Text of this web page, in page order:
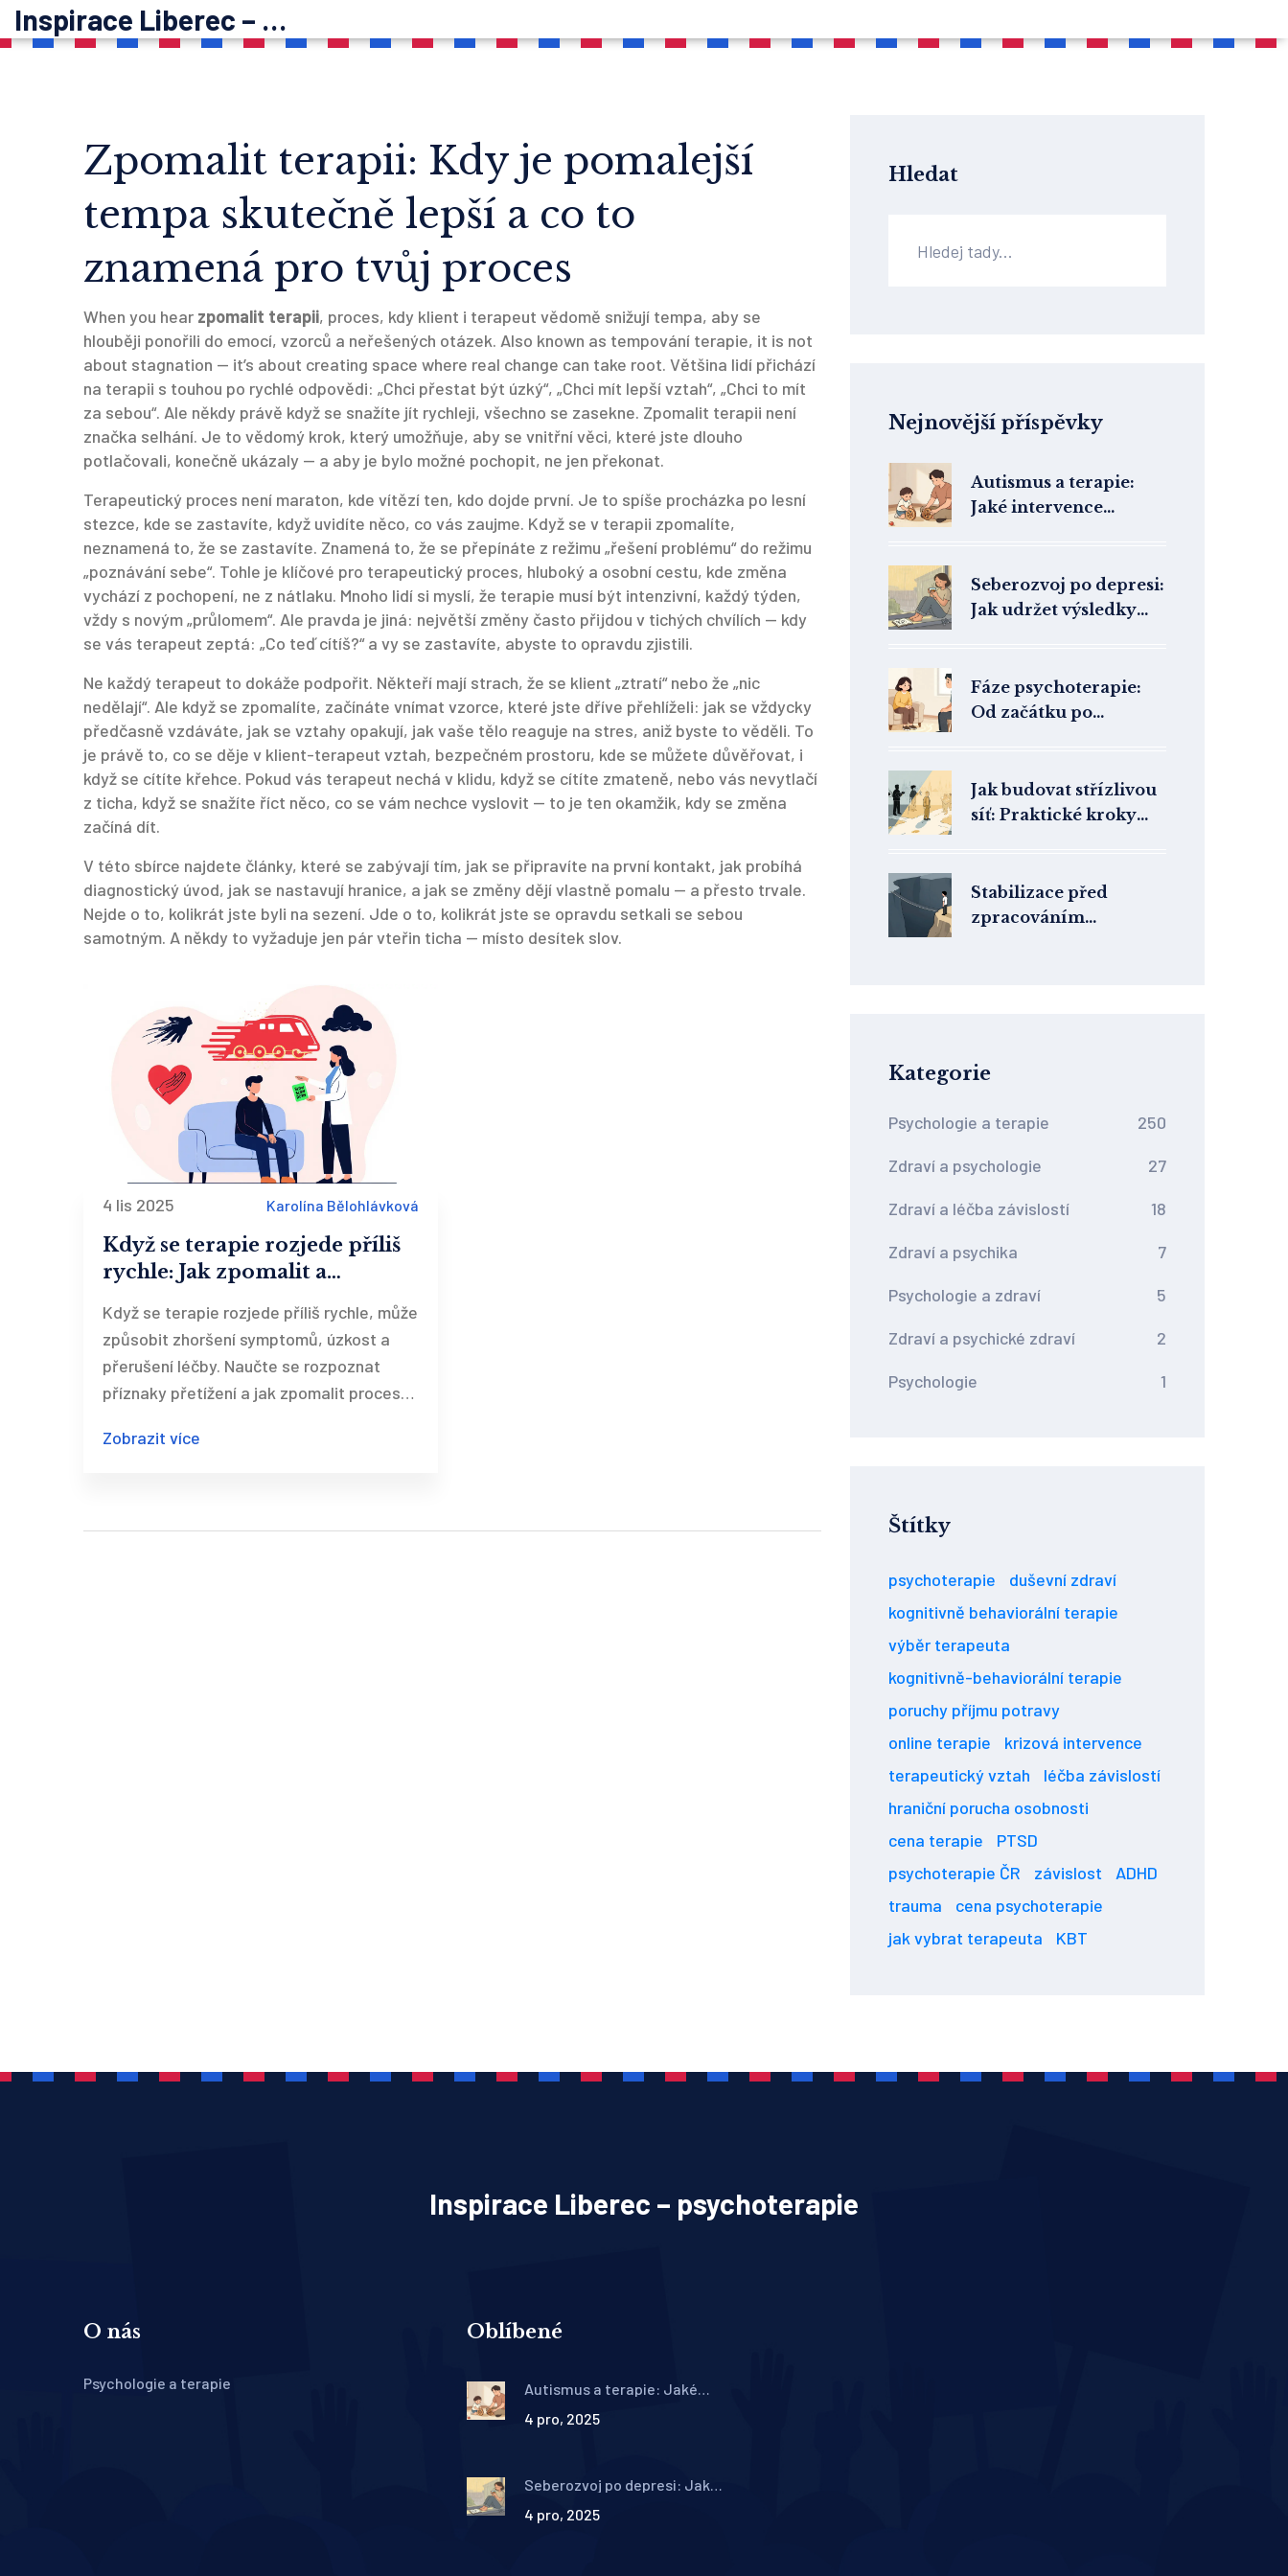
Inspirace Liberec – psychoterapie
Zpomalit terapii: Kdy je pomalejší
tempa skutečně lepší a co to
znamená pro tvůj proces
When you hear zpomalit terapii, proces, kdy klient i terapeut vědomě snižují tempa, aby se
hlouběji ponořili do emocí, vzorců a neřešených otázek. Also known as tempování terapie, it is not
about stagnation — it’s about creating space where real change can take root. Většina lidí přichází
na terapii s touhou po rychlé odpovědi: „Chci přestat být úzký“, „Chci mít lepší vztah“, „Chci to mít
za sebou“. Ale někdy právě když se snažíte jít rychleji, všechno se zasekne. Zpomalit terapii není
značka selhání. Je to vědomý krok, který umožňuje, aby se vnitřní věci, které jste dlouho
potlačovali, konečně ukázaly — a aby je bylo možné pochopit, ne jen překonat.
Terapeutický proces není maraton, kde vítězí ten, kdo dojde první. Je to spíše procházka po lesní
stezce, kde se zastavíte, když uvidíte něco, co vás zaujme. Když se v terapii zpomalíte,
neznamená to, že se zastavíte. Znamená to, že se přepínáte z režimu „řešení problému“ do režimu
„poznávání sebe“. Tohle je klíčové pro terapeutický proces, hluboký a osobní cestu, kde změna
vychází z pochopení, ne z nátlaku. Mnoho lidí si myslí, že terapie musí být intenzivní, každý týden,
vždy s novým „průlomem“. Ale pravda je jiná: největší změny často přijdou v tichých chvílích — kdy
se vás terapeut zeptá: „Co teď cítíš?“ a vy se zastavíte, abyste to opravdu zjistili.
Ne každý terapeut to dokáže podpořit. Někteří mají strach, že se klient „ztratí“ nebo že „nic
nedělají“. Ale když se zpomalíte, začínáte vnímat vzorce, které jste dříve přehlíželi: jak se vždycky
předčasně vzdáváte, jak se vztahy opakují, jak vaše tělo reaguje na stres, aniž byste to věděli. To
je právě to, co se děje v klient-terapeut vztah, bezpečném prostoru, kde se můžete důvěřovat, i
když se cítíte křehce. Pokud vás terapeut nechá v klidu, když se cítíte zmateně, nebo vás nevytlačí
z ticha, když se snažíte říct něco, co se vám nechce vyslovit — to je ten okamžik, kdy se změna
začíná dít.
V této sbírce najdete články, které se zabývají tím, jak se připravíte na první kontakt, jak probíhá
diagnostický úvod, jak se nastavují hranice, a jak se změny dějí vlastně pomalu — a přesto trvale.
Nejde o to, kolikrát jste byli na sezení. Jde o to, kolikrát jste se opravdu setkali se sebou
samotným. A někdy to vyžaduje jen pár vteřin ticha — místo desítek slov.
4 lis 2025 Karolína Bělohlávková
Když se terapie rozjede příliš
rychle: Jak zpomalit a
Když se terapie rozjede příliš rychle, může
způsobit zhoršení symptomů, úzkost a
přerušení léčby. Naučte se rozpoznat
příznaky přetížení a jak zpomalit proces,
Zobrazit více
Hledat
Nejnovější příspěvky
Autismus a terapie:
Jaké intervence
Seberozvoj po depresi:
Jak udržet výsledky
Fáze psychoterapie:
Od začátku po
Jak budovat střízlivou
síť: Praktické kroky
českých
terapeutických
Stabilizace před
zpracováním
Kategorie
Psychologie a terapie 250
Zdraví a psychologie 27
Zdraví a léčba závislostí 18
Zdraví a psychika 7
Psychologie a zdraví 5
Zdraví a psychické zdraví 2
Psychologie 1
Štítky
psychoterapie
duševní zdraví
kognitivně behaviorální terapie
výběr terapeuta
kognitivně-behaviorální terapie
poruchy příjmu potravy
online terapie
krizová intervence
terapeutický vztah
léčba závislostí
hraniční porucha osobnosti
cena terapie
PTSD
psychoterapie ČR
závislost
ADHD
trauma
cena psychoterapie
jak vybrat terapeuta
KBT
Inspirace Liberec – psychoterapie
O nás
Psychologie a terapie
Oblíbené
Autismus a terapie: Jaké
s PAS v ČR?
4 pro, 2025
Seberozvoj po depresi: Jak
psychoterapie dlouhodobě
4 pro, 2025